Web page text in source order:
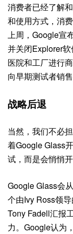
消费者已经了解
和使用方式，消
上周，Google宣
并关闭Explorer
医院和工厂进行
向早期测试者销售
战略后退
当然，我们不必
着Google Glass
试，而是会悄悄
Google Glass会
个由Ivy Ross领
Tony Fadell汇报
力。Google认为